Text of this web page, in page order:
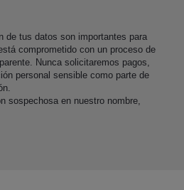
de tus datos son importantes para
comprometido con un proceso de
Nunca solicitaremos pagos,
personal sensible como parte de
sospechosa en nuestro nombre,